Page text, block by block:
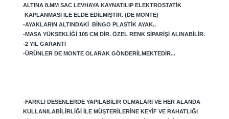
ALTINA 8.MM SAC LEVHAYA KAYNATILIP ELEKTROSTATIK
KAPLANMASI ILE ELDE EDILMIŞTIR. (DE MONTE)
-AYAKLARIN ALTINDAKI BINGO PLASTIK AYAK..
-MASA YÜKSEKLIĞI 105 CM DIR. ÖZEL RENK SIPARIŞI ALINABILIR.
-2 YIL GARANTI
-ÜRÜNLER DE MONTE OLARAK GÖNDERILMEKTEDIR...
-FARKLI DESENLERDE YAPILABILIR OLMALARI VE HER ALANDA
KULLANILABILIRLIĞI ILE MÜŞTERILERINE KEYIF VE RAHATLIĞI